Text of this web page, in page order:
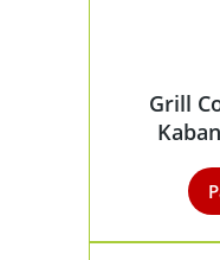
Grill